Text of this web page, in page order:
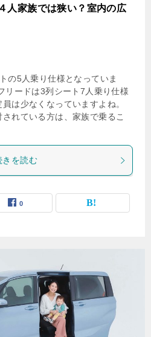
人家族では狭い？室内の広
の5人乗り仕様となっていま
リードは3列シート7人乗り仕様
は少なくなっていますよね。
れている方は、家族で乗るこ
きを読む
0